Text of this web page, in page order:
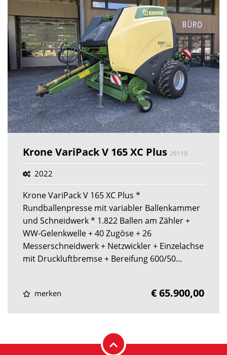
Krone VariPack V 165 XC Plus 26119
2022
Krone VariPack V 165 XC Plus *
Rundballenpresse mit variabler Ballenkammer
und Schneidwerk * 1.822 Ballen am Zähler +
WW-Gelenkwelle + 40 Zugöse + 26
Messerschneidwerk + Netzwickler + Einzelachse
mit Druckluftbremse + Bereifung 600/50...
merken € 65.900,00